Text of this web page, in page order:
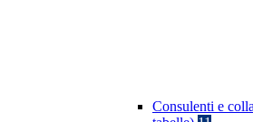
Consulenti e